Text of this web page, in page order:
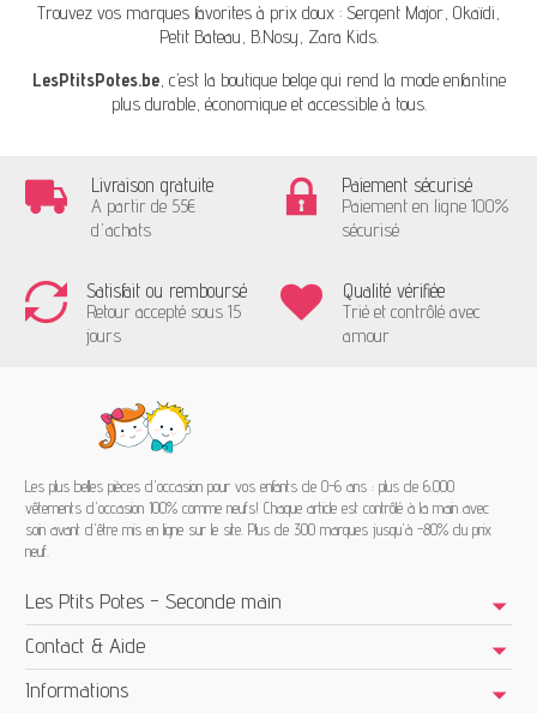
Trouvez vos marques favorites à prix doux : Sergent Major, Okaïdi,
Petit Bateau, B.Nosy, Zara Kids.
LesPtitsPotes.be, c’est la boutique belge qui rend la mode enfantine
plus durable, économique et accessible à tous.
Livraison gratuite
A partir de 55€
d'achats
Paiement sécurisé
Paiement en ligne 100%
sécurisé
Satisfait ou remboursé
Retour accepté sous 15
jours
Qualité vérifiée
Trié et contrôlé avec
amour
Les plus belles pièces d'occasion pour vos enfants de 0-6 ans : plus de 6.000
vêtements d'occasion 100% comme neufs! Chaque article est contrôlé à la main avec
soin avant d'être mis en ligne sur le site. Plus de 300 marques jusqu'à -80% du prix
neuf.
Les Ptits Potes - Seconde main
Contact & Aide
Informations